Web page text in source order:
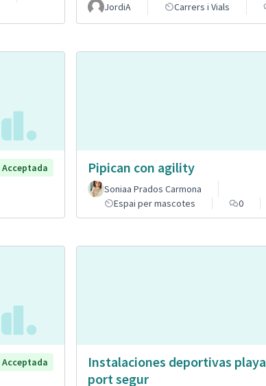
JordiA Carrers i Vials
Acceptada Pipican con agility
Soniaa Prados Carmona
Espai per mascotes
0
Acceptada
Instalaciones deportivas playa
port segur